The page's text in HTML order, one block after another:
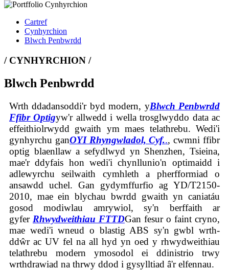
Cartref
Cynhyrchion
Blwch Penbwrdd
/ CYNHYRCHION /
Blwch Penbwrdd
Wrth ddadansoddi'r byd modern, yBlwch Penbwrdd
Ffibr Optigyw'r allwedd i wella trosglwyddo data ac
effeithiolrwydd gwaith ym maes telathrebu. Wedi'i
gynhyrchu ganOYI Rhyngwladol, Cyf.., cwmni ffibr
optig blaenllaw a sefydlwyd yn Shenzhen, Tsieina,
mae'r ddyfais hon wedi'i chynllunio'n optimaidd i
adlewyrchu seilwaith cymhleth a pherfformiad o
ansawdd uchel. Gan gydymffurfio ag YD/T2150-
2010, mae ein blychau bwrdd gwaith yn caniatáu
gosod modiwlau amrywiol, sy'n berffaith ar
gyfer Rhwydweithiau FTTDGan fesur o faint cryno,
mae wedi'i wneud o blastig ABS sy'n gwbl wrth-
ddŵr ac UV fel na all hyd yn oed y rhwydweithiau
telathrebu modern ymosodol ei ddinistrio trwy
wrthdrawiad na thrwy ddod i gysylltiad â'r elfennau.